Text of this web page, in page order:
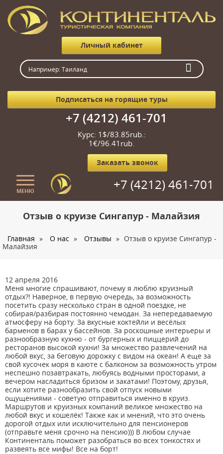
Личный кабинет
Подписаться на горящие туры
+7 (4212) 461-701
Курс: 1$/83.85rub.:
1€/96.41rub.
Заказать звонок
МЕНЮ +7 (4212) 461-701
Страны
Туристам
Корпоративное обслуживание
Новости
Контакты
Отзыв о круизе Сингапур - Малайзия
Главная » О нас » Отзывы » Отзыв о круизе Сингапур -
Малайзия
12 апреля 2016
Меня многие спрашивают, почему я люблю круизный
отдых?! Наверное, в первую очередь, за возможность
посетить сразу несколько стран в одной поездке, не
собирая/разбирая постоянно чемодан. За непередаваемую
атмосферу на борту. За вкусные коктейли и весёлых
барменов в барах у бассейнов. За роскошные интерьеры и
разнообразную кухню - от бургерных и пиццерий до
ресторанов высокой кухни! За множество развлечений на
любой вкус, за беговую дорожку с видом на океан! А еще за
свой кусочек моря в каюте с балконом за возможность утром
неспешно позавтракать, любуясь водными просторами, а
вечером насладиться бризом и закатами! Поэтому, друзья,
если хотите разнообразить свой отпуск новыми
ощущениями - советую отправиться именно в круиз.
Маршрутов и круизных компаний великое множество на
любой вкус и кошелёк! Также как и мнений, что это очень
дорогой отдых или исключительно для пенсионеров
(отправьте меня срочно на пенсию))) В любом случае
Континенталь поможет разобраться во всех тонкостях и
развеять все мифы! Все на борт!